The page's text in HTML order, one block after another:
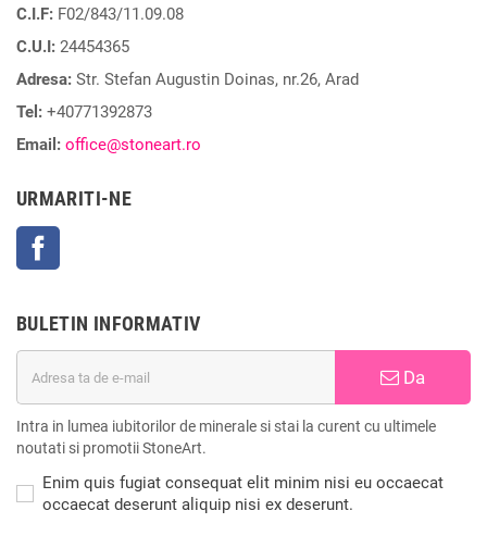
C.I.F: F02/843/11.09.08
C.U.I: 24454365
Adresa: Str. Stefan Augustin Doinas, nr.26, Arad
Tel: +40771392873
Email: office@stoneart.ro
URMARITI-NE
BULETIN INFORMATIV
Da
Intra in lumea iubitorilor de minerale si stai la curent cu ultimele
noutati si promotii StoneArt.
Enim quis fugiat consequat elit minim nisi eu occaecat
occaecat deserunt aliquip nisi ex deserunt.